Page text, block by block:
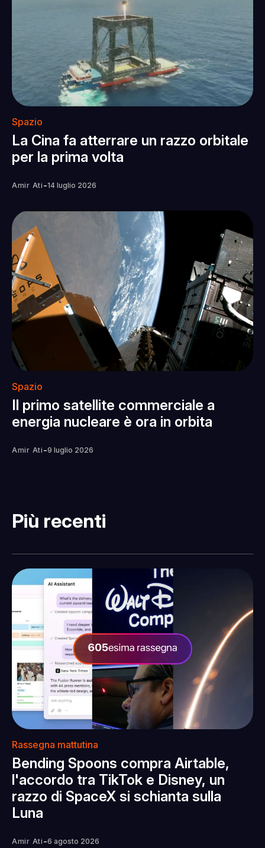
Spazio
La Cina fa atterrare un razzo orbitale
per la prima volta
Amir Ati -14 luglio 2026
Spazio
Il primo satellite commerciale a
energia nucleare è ora in orbita
Amir Ati -9 luglio 2026
Più recenti
Rassegna mattutina
Bending Spoons compra Airtable,
l'accordo tra TikTok e Disney, un
razzo di SpaceX si schianta sulla
Luna
Amir Ati -6 agosto 2026